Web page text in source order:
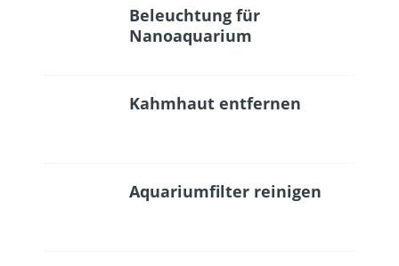
Beleuchtung für
Nanoaquarium
Kahmhaut entfernen
Aquariumfilter reinigen